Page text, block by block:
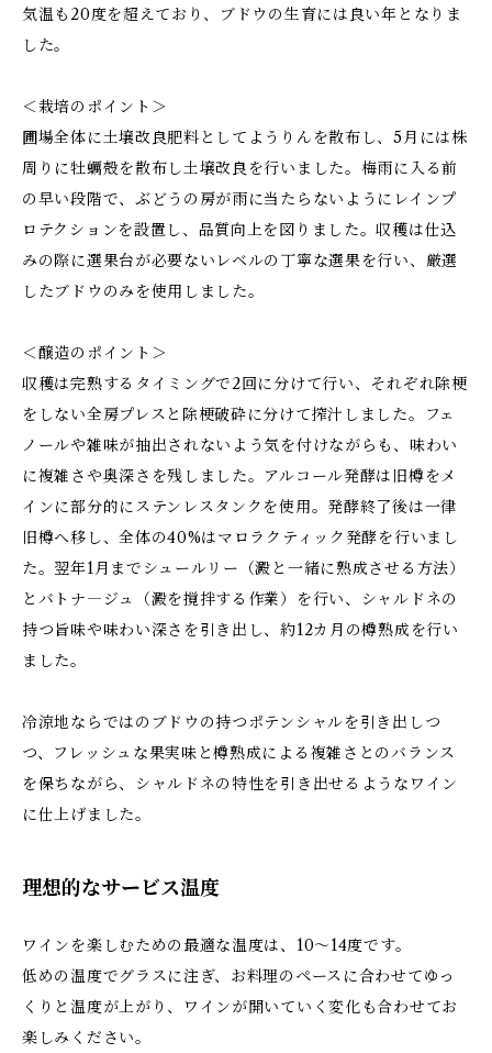
気温も20度を超えており、ブドウの生育には良い年となりま
した。
＜栽培のポイント＞
圃場全体に土壌改良肥料としてようりんを散布し、5月には株
周りに牡蠣殻を散布し土壌改良を行いました。梅雨に入る前
の早い段階で、ぶどうの房が雨に当たらないようにレインプ
ロテクションを設置し、品質向上を図りました。収穫は仕込
みの際に選果台が必要ないレベルの丁寧な選果を行い、厳選
したブドウのみを使用しました。
＜醸造のポイント＞
収穫は完熟するタイミングで2回に分けて行い、それぞれ除梗
をしない全房プレスと除梗破砕に分けて搾汁しました。フェ
ノールや雑味が抽出されないよう気を付けながらも、味わい
に複雑さや奥深さを残しました。アルコール発酵は旧樽をメ
インに部分的にステンレスタンクを使用。発酵終了後は一律
旧樽へ移し、全体の40%はマロラクティック発酵を行いまし
た。翌年1月までシュールリー（澱と一緒に熟成させる方法）
とバトナ―ジュ（澱を撹拌する作業）を行い、シャルドネの
持つ旨味や味わい深さを引き出し、約12カ月の樽熟成を行い
ました。
冷涼地ならではのブドウの持つポテンシャルを引き出しつ
つ、フレッシュな果実味と樽熟成による複雑さとのバランス
を保ちながら、シャルドネの特性を引き出せるようなワイン
に仕上げました。
理想的なサービス温度
ワインを楽しむための最適な温度は、10～14度です。
低めの温度でグラスに注ぎ、お料理のペースに合わせてゆっ
くりと温度が上がり、ワインが開いていく変化も合わせてお
楽しみください。